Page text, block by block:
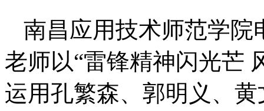
南昌应用技术师范学院
老师以“雷锋精神闪光芒
运用孔繁森、郭明义、